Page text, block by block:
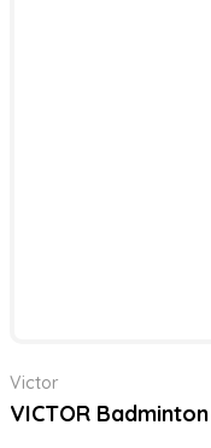
Victor
VICTOR